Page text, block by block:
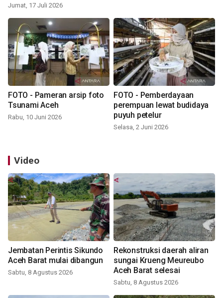
Jumat, 17 Juli 2026
FOTO - Pameran arsip foto
Tsunami Aceh
Rabu, 10 Juni 2026
FOTO - Pemberdayaan
perempuan lewat budidaya
puyuh petelur
Selasa, 2 Juni 2026
Video
Jembatan Perintis Sikundo
Aceh Barat mulai dibangun
Sabtu, 8 Agustus 2026
Rekonstruksi daerah aliran
sungai Krueng Meureubo
Aceh Barat selesai
Sabtu, 8 Agustus 2026